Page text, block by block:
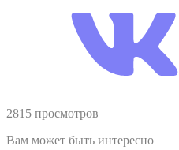
2815 просмотров
Вам может быть интересно